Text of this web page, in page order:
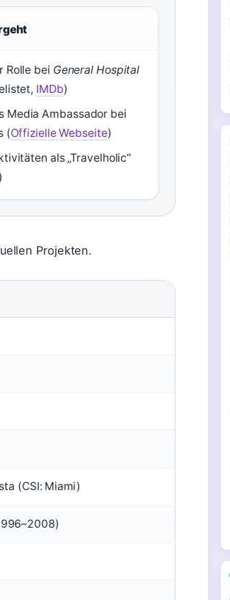
Rolle bei General Hospital
IMDb)
Media Ambassador bei
(Offizielle Webseite)
als „Travelholic“
)
Projekten.
(CSI: Miami)